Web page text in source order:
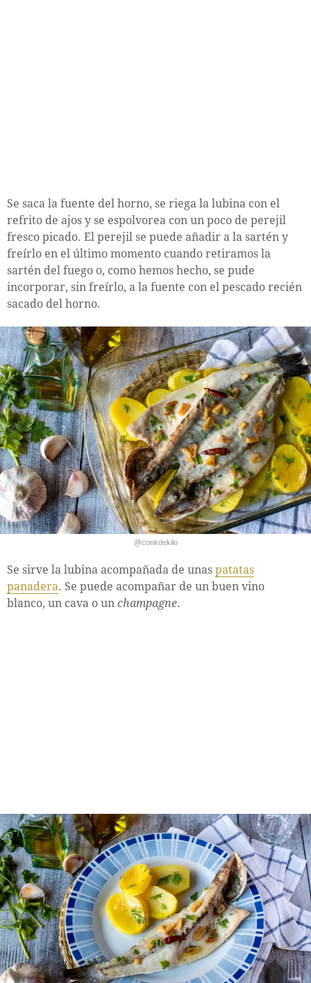
Se saca la fuente del horno, se riega la lubina con el
refrito de ajos y se espolvorea con un poco de perejil
fresco picado. El perejil se puede añadir a la sartén y
freírlo en el último momento cuando retiramos la
sartén del fuego o, como hemos hecho, se pude
incorporar, sin freírlo, a la fuente con el pescado recién
sacado del horno.
@conkdekilo
Se sirve la lubina acompañada de unas patatas
panadera. Se puede acompañar de un buen vino
blanco, un cava o un champagne.